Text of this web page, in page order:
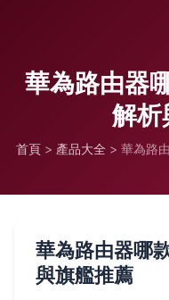
華為路由器
解析
首頁 > 產品大全 > 華為路
華為路由器哪
與旗艦推薦